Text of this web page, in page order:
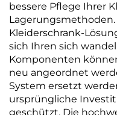
bessere Pflege Ihrer
Kleiderschrank-
sich Ihren sich
Komponenten
neu angeordnet
System ersetzt
ursprüngliche
geschützt. Die